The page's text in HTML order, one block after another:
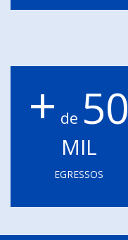
+ de 50
MIL
EGRESSOS